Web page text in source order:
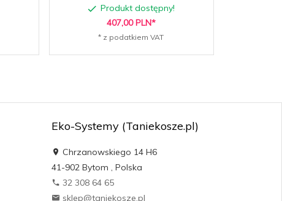
Produkt dostępny!
407,00 PLN*
* z podatkiem VAT
Eko-Systemy (Taniekosze.pl)
Chrzanowskiego 14 H6
41-902 Bytom , Polska
32 308 64 65
sklep@taniekosze.pl